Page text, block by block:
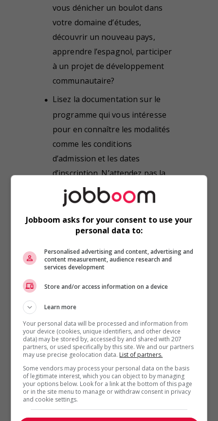
vous dénicher un boulot dans
votre domaine d’études,
découvrir un nouveau pays,
apprendre l’espagnol, participer
à un projet de développement
communautaire?
Lisez la documentation sur le
programme qui vous intéresse
pour en connaître les modalités
comme les conditions
d’admission et les dates
d’inscription. N’attendez pas la
dernière minute pour les
formalités d’usage (billets
d’avion, passeport, permis de
vacances-travail, vaccins, etc.).
Canada
Office franco-québécois pour la
jeunesse
YMCA Jeunesse – Emplois d’été
Échanges étudiants
Catégories :
Jobboom asks for your consent to use your
personal data to:
Personalised advertising and content, advertising and
content measurement, audience research and
services development
Store and/or access information on a device
Learn more
Your personal data will be processed and information from
your device (cookies, unique identifiers, and other device
data) may be stored by, accessed by and shared with 207
partners, or used specifically by this site. We and our partners
may use precise geolocation data. List of partners.
Some vendors may process your personal data on the basis
of legitimate interest, which you can object to by managing
your options below. Look for a link at the bottom of this page
or in the site menu to manage or withdraw consent in privacy
and cookie settings.